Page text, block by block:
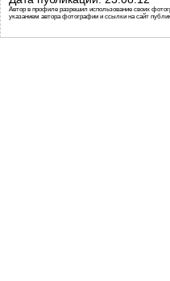
Автор в профиле разрешил использование своих
указанием автора фотографии и ссылки на сайт